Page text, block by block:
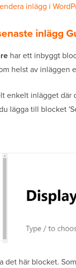
inlägg i
inlägg
har ett inbyggt
helst av inläggen
enkelt inlägget där
lägga till blocket
här blocket.